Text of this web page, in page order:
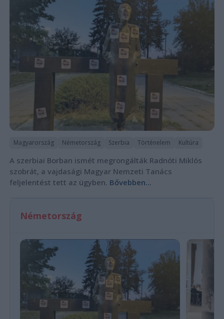
Magyarország Németország Szerbia Történelem Kultúra
A szerbiai Borban ismét megrongálták Radnóti Miklós
szobrát, a vajdasági Magyar Nemzeti Tanács
feljelentést tett az ügyben. Bővebben...
Németország